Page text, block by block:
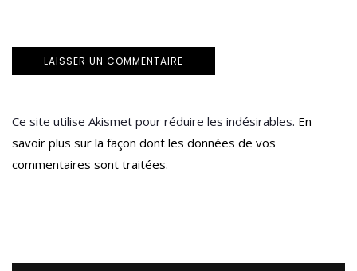
Ce site utilise Akismet pour réduire les indésirables. En
savoir plus sur la façon dont les données de vos
commentaires sont traitées.